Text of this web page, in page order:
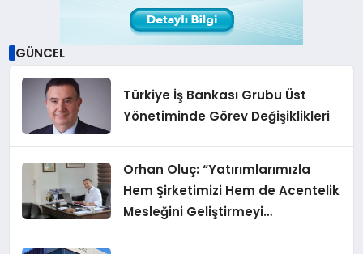
GÜNCEL
Türkiye İş Bankası Grubu Üst
Yönetiminde Görev Değişiklikleri
Orhan Oluç: “Yatırımlarımızla
Hem Şirketimizi Hem de Acentelik
Mesleğini Geliştirmeyi
Hedefliyoruz”